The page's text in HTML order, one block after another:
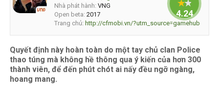
Nhà phát hành: VNG
Open beta: 2017
Trang chủ: http://cfmobi.vn/?utm_source=gamehub
4.24
Quyết định này hoàn toàn do một tay chủ clan Police
thao túng mà không hề thông qua ý kiến của hơn 300
thành viên, để đến phút chót ai nấy đều ngỡ ngàng,
hoang mang.